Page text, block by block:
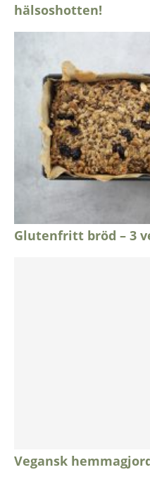
hälsoshotten!
Glutenfritt bröd – 3
Vegansk